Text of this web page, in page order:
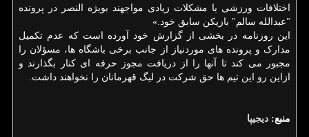
اختلافات ورزشی با مشکلات زیادی مواجهند بویژه النصر در پرونده
"عبدالله سالم" بازیکن سابق خود.»
این روزنامه در بخشی از گزارش خود آورده است که عدم تکمیل
مدارک و پرونده های موردنیاز از جانب برخی باشگاه ها، مسؤلان را
مجبور می کند تا آنها را از دریافت مجوز حرفه ای کنار بگذارند و
ازاین رو این تیم ها حق شرکت در لیگ قهرمانان را نخواهند داشت.
منبع: دیجیپا